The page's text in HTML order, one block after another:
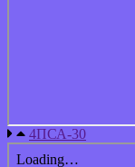
4ПСА-30